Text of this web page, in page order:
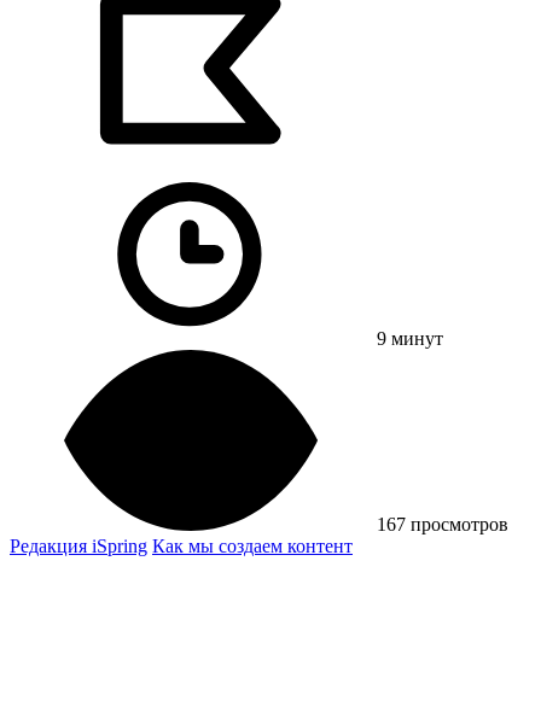
9 минут
167 просмотров
Редакция iSpring Как мы создаем контент